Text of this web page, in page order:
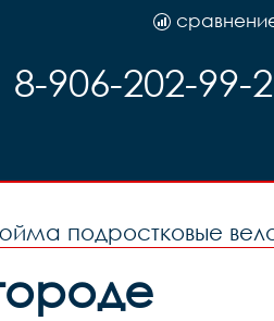
8-906-202-99-
подростковые